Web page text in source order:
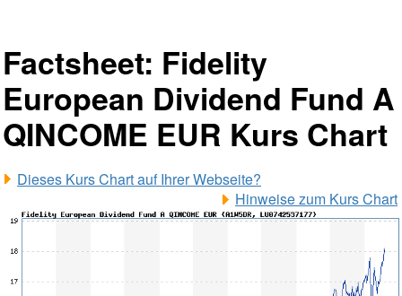
Factsheet: Fidelity
European Dividend Fund A
QINCOME EUR Kurs Chart
Dieses Kurs Chart auf Ihrer Webseite?
Hinweise zum Kurs Chart